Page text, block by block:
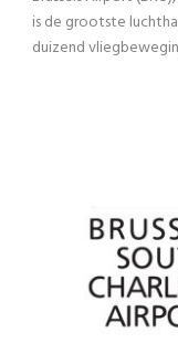
is de grootste
duizend